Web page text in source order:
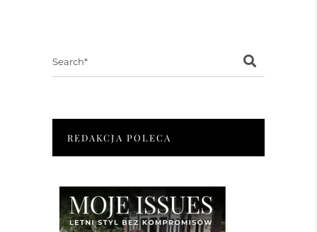
REDAKCJA POLECA